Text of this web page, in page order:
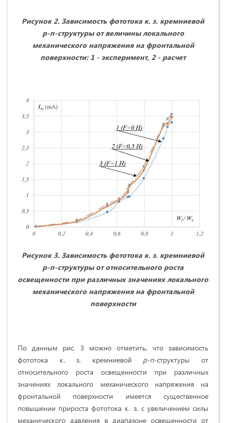
Рисунок 2. Зависимость фототока к. з. кремниевой
р-п-структуры от величины локального
механического напряжения на фронтальной
поверхности: 1 - эксперимент, 2 - расчет
Рисунок 3. Зависимость фототока к. з. кремниевой
р-п-структуры от относительного роста
освещенности при различных значениях локального
механического напряжения на фронтальной
поверхности
По данным рис. 3 можно отметить, что зависимость
фототока к. з. кремниевой р-п-структуры от
относительного роста освещенности при различных
значениях локального механического напряжения на
фронтальной поверхности имеется существенное
повышении прироста фототока к. з. с увеличением силы
механического давления в диапазоне освещенности от